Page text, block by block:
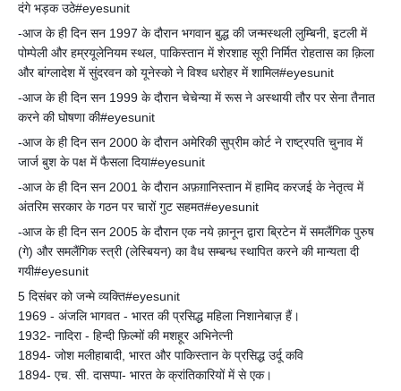
दंगे भड़क उठे#eyesunit
-आज के ही दिन सन 1997 के दौरान भगवान बुद्ध की जन्मस्थली लुम्बिनी, इटली में
पोम्पेली और हम्रयूलेनियम स्थल, पाकिस्तान में शेरशाह सूरी निर्मित रोहतास का क़िला
और बांग्लादेश में सुंदरवन को यूनेस्को ने विश्व धरोहर में शामिल#eyesunit
-आज के ही दिन सन 1999 के दौरान चेचेन्या में रूस ने अस्थायी तौर पर सेना तैनात
करने की घोषणा की#eyesunit
-आज के ही दिन सन 2000 के दौरान अमेरिकी सुप्रीम कोर्ट ने राष्ट्रपति चुनाव में
जार्ज बुश के पक्ष में फैसला दिया#eyesunit
-आज के ही दिन सन 2001 के दौरान अफ़ग़ानिस्तान में हामिद करजई के नेतृत्व में
अंतरिम सरकार के गठन पर चारों गुट सहमत#eyesunit
-आज के ही दिन सन 2005 के दौरान एक नये क़ानून द्वारा ब्रिटेन में समलैंगिक पुरुष
(गे) और समलैंगिक स्त्री (लेस्बियन) का वैध सम्बन्ध स्थापित करने की मान्यता दी
गयी#eyesunit
5 दिसंबर को जन्मे व्यक्ति#eyesunit
1969 - अंजलि भागवत - भारत की प्रसिद्ध महिला निशानेबाज़ हैं।
1932- नादिरा - हिन्दी फ़िल्मों की मशहूर अभिनेत्नी
1894- जोश मलीहाबादी, भारत और पाकिस्तान के प्रसिद्ध उर्दू कवि
1894- एच. सी. दासप्पा- भारत के क्रांतिकारियों में से एक।